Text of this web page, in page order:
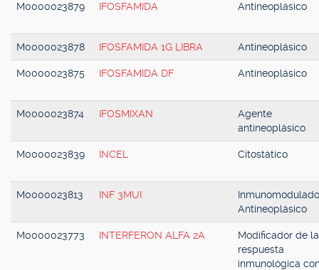
M0000023879 IFOSFAMIDA Antineoplásico
M0000023878 IFOSFAMIDA 1G LIBRA Antineoplásico
M0000023875 IFOSFAMIDA DF Antineoplásico
M0000023874 IFOSMIXAN
Agente
antineoplásico
M0000023839 INCEL Citostático
M0000023813 INF 3MUI
Antineoplásico
M0000023773 INTERFERON ALFA 2A
Modificador de la
respuesta
inmunológica